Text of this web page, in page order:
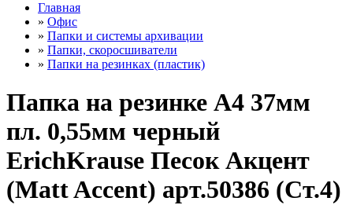
Главная
» Офис
» Папки и системы архивации
» Папки, скоросшиватели
» Папки на резинках (пластик)
Папка на резинке А4 37мм
пл. 0,55мм черный
ErichKrause Песок Акцент
(Matt Accent) арт.50386 (Ст.4)